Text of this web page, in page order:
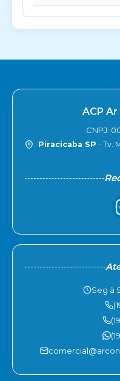
ACP
CNPJ:
Piracicaba SP - Tv.
Seg à